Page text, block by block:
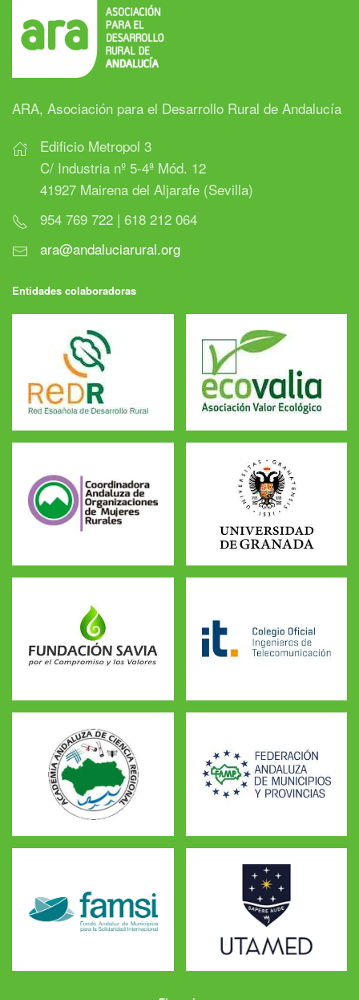
ARA, Asociación para el Desarrollo Rural de Andalucía
Edificio Metropol 3
C/ Industria nº 5-4ª Mód. 12
41927 Mairena del Aljarafe (Sevilla)
954 769 722 | 618 212 064
ara@andaluciarural.org
Entidades colaboradoras